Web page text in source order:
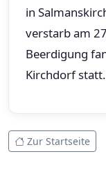
in
verstarb am
Beerdigung
Kirchdorf statt.
Zur Startseite